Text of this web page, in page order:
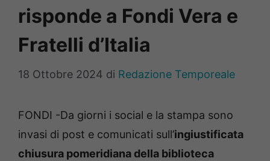
risponde a Fondi Vera e
Fratelli d’Italia
18 Ottobre 2024 di Redazione Temporeale
FONDI -Da giorni i social e la stampa sono
invasi di post e comunicati sull’ingiustificata
chiusura pomeridiana della biblioteca